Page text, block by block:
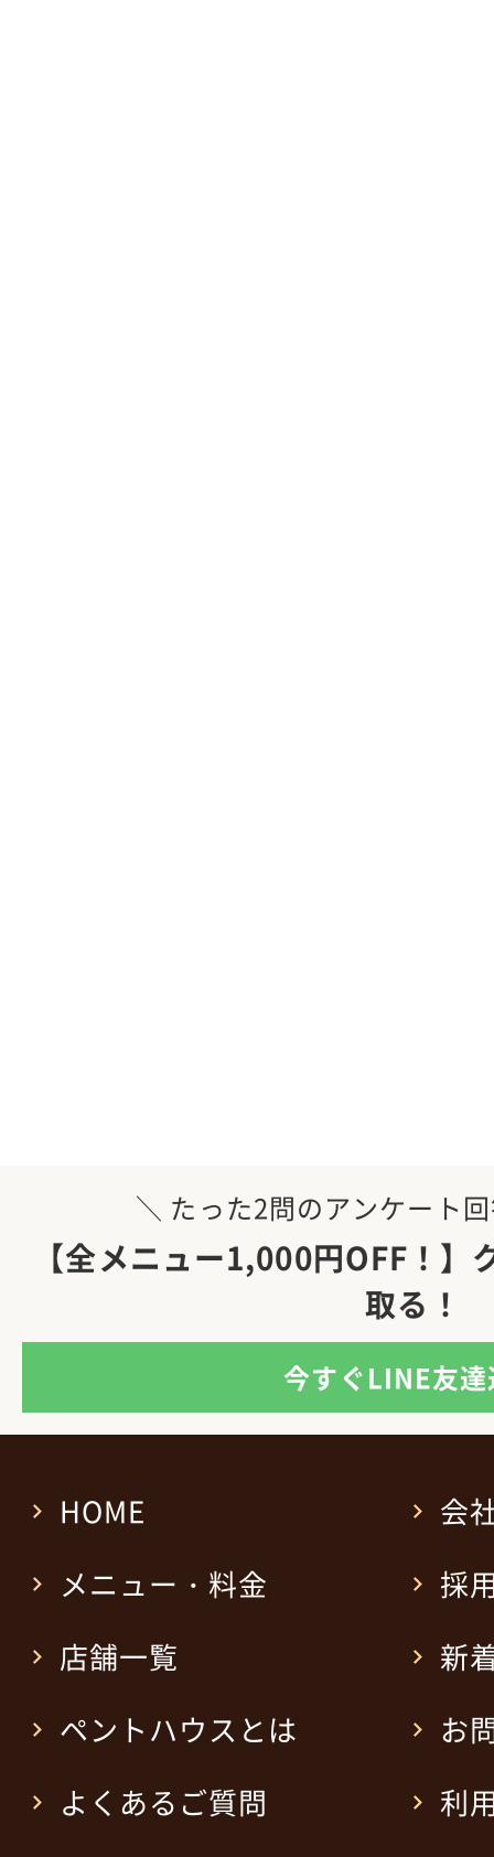
＼ たった2問のアンケート
【全メニュー1,000円OFF！】
取る！
今すぐLINE友
HOME
メニュー・料金
店舗一覧
ペントハウスとは
よくあるご質問
会
採
新
お
利